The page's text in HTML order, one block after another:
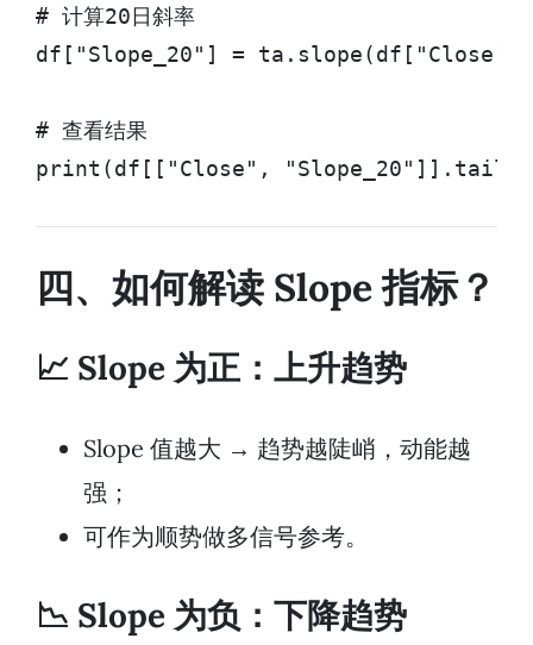
# 计算20日斜率
df["Slope_20"] = ta.slope(df["Close"],
# 查看结果
print(df[["Close",
四、如何解读 Slope 指标？
📈 Slope 为正：上升趋势
Slope 值越大 → 趋势越陡峭，动能越
强；
可作为顺势做多信号参考。
📉 Slope 为负：下降趋势